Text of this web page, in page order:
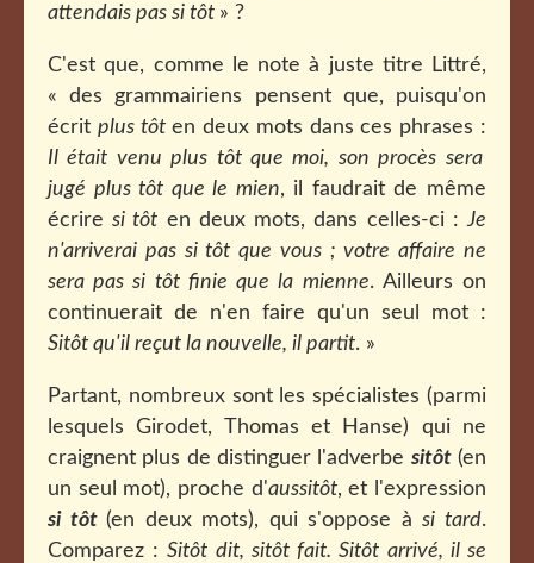
attendais pas si tôt » ?
C'est que, comme le note à juste titre Littré,
« des grammairiens pensent que, puisqu'on
écrit plus tôten deux mots dans ces phrases :
Il était venu plus tôt que moi, son procès sera
jugé plus tôt que le mien, il faudrait de même
écriresi tôt en deux mots, dans celles-ci :Je
n'arriverai pas si tôt que vous ; votre affaire ne
sera pas si tôt finie que la mienne. Ailleurs on
continuerait de n'en faire qu'un seul mot :
Sitôt qu'il reçut la nouvelle, il partit. »
Partant, nombreux sont les spécialistes (parmi
lesquels Girodet, Thomas et Hanse) qui ne
craignent plus de distinguer l'adverbe sitôt(en
un seul mot), proche d'aussitôt, et l'expression
si tôt (en deux mots), qui s'oppose àsi tard.
Comparez :Sitôt dit, sitôt fait. Sitôt arrivé, il se